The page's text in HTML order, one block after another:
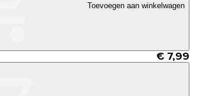
Toevoegen aan winkelwagen
€ 7,99